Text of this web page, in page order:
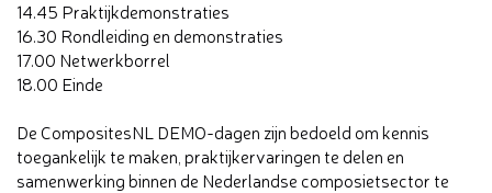
14.45 Praktijkdemonstraties
16.30 Rondleiding en demonstraties
17.00 Netwerkborrel
18.00 Einde
De CompositesNL DEMO-dagen zijn bedoeld om kennis
toegankelijk te maken, praktijkervaringen te delen en
samenwerking binnen de Nederlandse composietsector te